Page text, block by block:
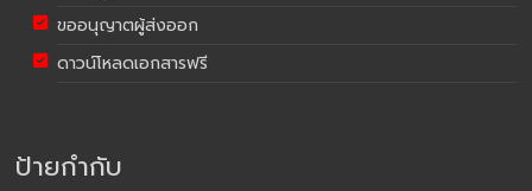
ขออนุญาตผู้ส่งออก
ดาวน์โหลดเอกสารฟรี
ป้ายกำกับ